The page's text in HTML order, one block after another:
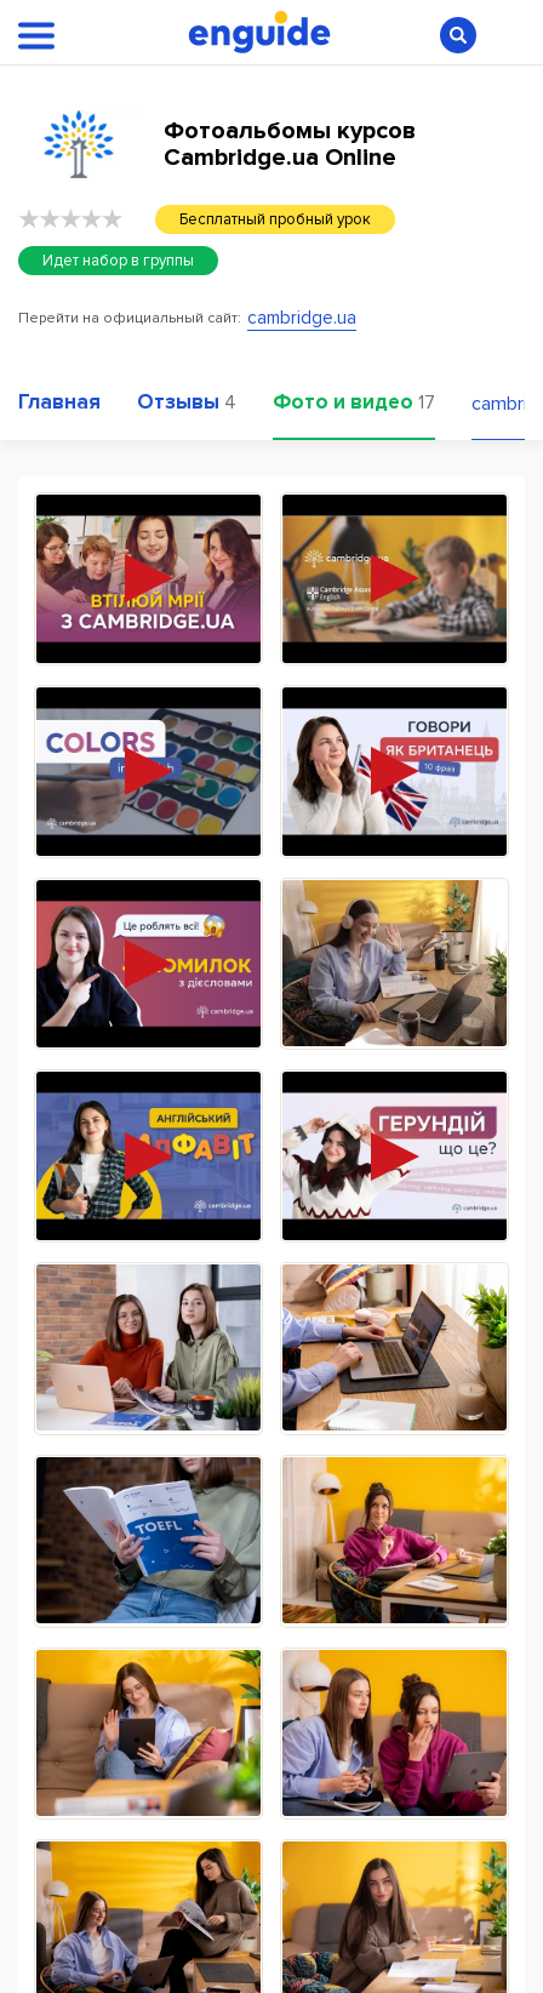
Фотоальбомы курсов
Cambridge.ua Online
Бесплатный пробный урок
Идет набор в группы
Перейти на официальный сайт: cambridge.ua
Главная Отзывы 4 Фото и видео 17